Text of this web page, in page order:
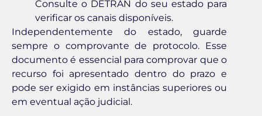
Consulte o DETRAN do seu estado para
verificar os canais disponíveis.
Independentemente do estado, guarde
sempre o comprovante de protocolo. Esse
documento é essencial para comprovar que o
recurso foi apresentado dentro do prazo e
pode ser exigido em instâncias superiores ou
em eventual ação judicial.